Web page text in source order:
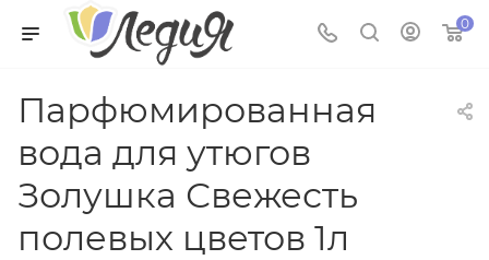
0
Парфюмированная
вода для утюгов
Золушка Свежесть
полевых цветов 1л